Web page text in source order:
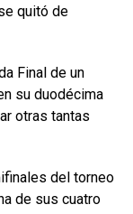
quitó de
Final de un
su duodécima
otras tantas
del torneo
de sus cuatro